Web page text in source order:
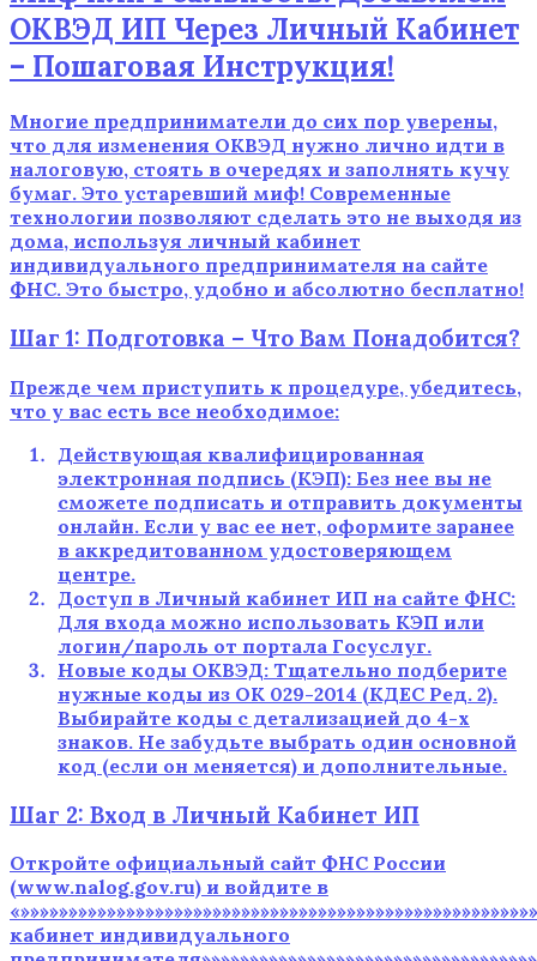
ОКВЭД ИП Через Личный Кабинет
– Пошаговая Инструкция!
Многие предприниматели до сих пор уверены,
что для изменения ОКВЭД нужно лично идти в
налоговую, стоять в очередях и заполнять кучу
бумаг. Это устаревший миф! Современные
технологии позволяют сделать это не выходя из
дома, используя личный кабинет
индивидуального предпринимателя на сайте
ФНС. Это быстро, удобно и абсолютно бесплатно!
Шаг 1: Подготовка – Что Вам Понадобится?
Прежде чем приступить к процедуре, убедитесь,
что у вас есть все необходимое:
Действующая квалифицированная
электронная подпись (КЭП): Без нее вы не
сможете подписать и отправить документы
онлайн. Если у вас ее нет, оформите заранее
в аккредитованном удостоверяющем
центре.
Доступ в Личный кабинет ИП на сайте ФНС:
Для входа можно использовать КЭП или
логин/пароль от портала Госуслуг.
Новые коды ОКВЭД: Тщательно подберите
нужные коды из ОК 029-2014 (КДЕС Ред. 2).
Выбирайте коды с детализацией до 4-х
знаков. Не забудьте выбрать один основной
код (если он меняется) и дополнительные.
Шаг 2: Вход в Личный Кабинет ИП
Откройте официальный сайт ФНС России
(www.nalog.gov.ru) и войдите в
кабинет индивидуального